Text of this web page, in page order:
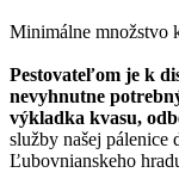
Minimálne množstvo
Pestovateľom je k
nevyhnutne
výkladka kvasu,
služby našej pálenice
Ľubovnianskeho